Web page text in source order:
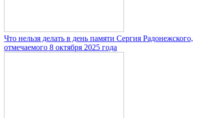
Что нельзя делать в день памяти Сергия Радонежского,
отмечаемого 8 октября 2025 года